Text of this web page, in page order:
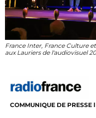
France Inter, France Culture
aux Lauriers de l'audiovisuel
COMMUNIQUE DE PRESSE l